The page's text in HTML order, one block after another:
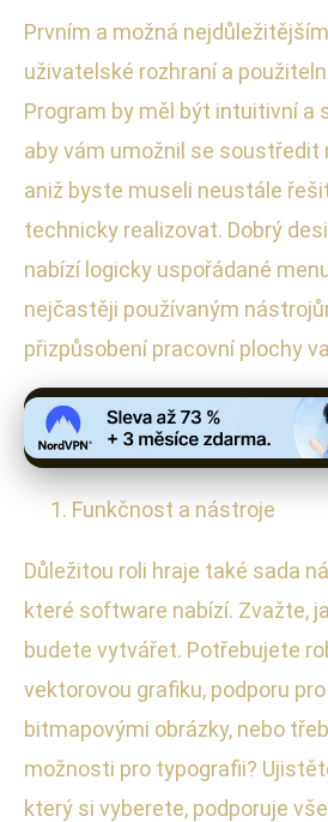
Prvním a možná
uživatelské rozhraní a
Program by měl být intuitivní a
aby vám umožnil se soustředit
aniž byste museli neustále
technicky realizovat. Dobrý
nabízí logicky uspořádané
nejčastěji používaným
přizpůsobení pracovní plochy
Funkčnost a nástroje
Důležitou roli hraje také sada
které software nabízí. Zvažte,
budete vytvářet. Potřebujete
vektorovou grafiku, podporu
bitmapovými obrázky, nebo
možnosti pro typografii?
který si vyberete, podporuje